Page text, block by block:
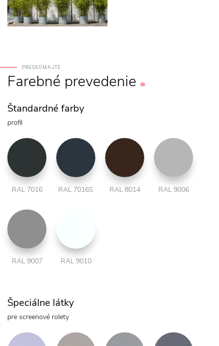
PRESKÚMAJTE
Farebné prevedenie
Štandardné farby
profil
RAL 7016 RAL 7016S RAL 8014 RAL 9006
RAL 9007 RAL 9010
Špeciálne látky
pre screenové rolety